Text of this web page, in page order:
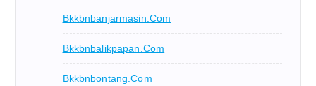
Bkkbnbanjarmasin.com
Bkkbnbalikpapan.com
Bkkbnbontang.com